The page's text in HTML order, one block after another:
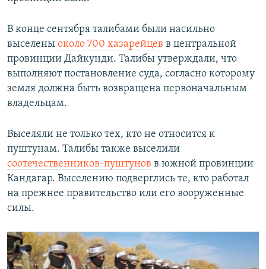
В конце сентября талибами были насильно
выселены около 700 хазарейцев в центральной
провинции Дайкунди. Талибы утверждали, что
выполняют постановление суда, согласно которому
земля должна быть возвращена первоначальным
владельцам.
Выселяли не только тех, кто не относится к
пуштунам. Талибы также выселили
соотечественников-пуштунов в южной провинции
Кандагар. Выселению подверглись те, кто работал
на прежнее правительство или его вооруженные
силы.